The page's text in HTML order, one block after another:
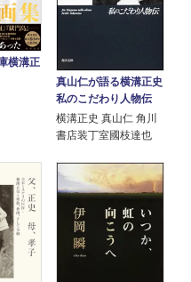
横溝正
真山仁が語る横溝正史
私のこだわり人物伝
横溝正史 真山仁 角川
書店装丁室國枝達也